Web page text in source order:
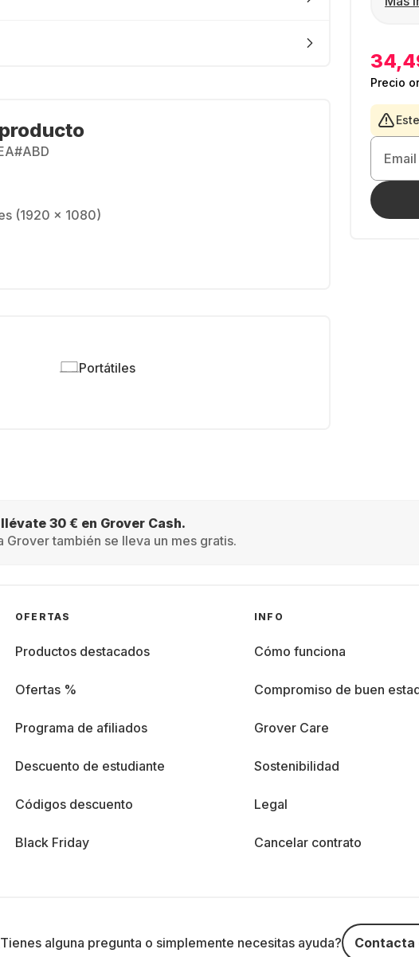
Precio
Email
(1920 x 1080)
Portátiles
30 € en Grover Cash.
Grover también se lleva un mes gratis.
OFERTAS
Productos destacados
Ofertas %
Programa de afiliados
Descuento de estudiante
Códigos descuento
Black Friday
INFO
Cómo funciona
Compromiso de buen
Grover Care
Sostenibilidad
Legal
Cancelar contrato
alguna pregunta o simplemente necesitas ayuda? Contacta